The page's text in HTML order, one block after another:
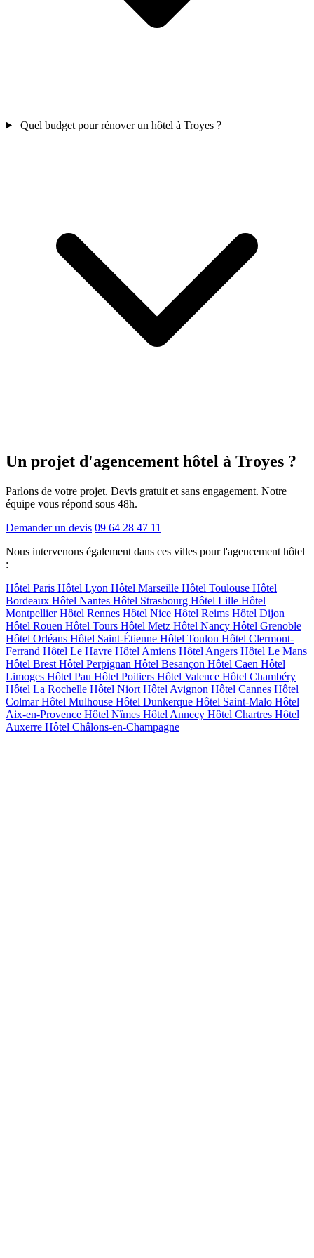
Quel budget pour rénover un hôtel à Troyes ?
Un projet d'agencement hôtel à Troyes ?
Parlons de votre projet. Devis gratuit et sans engagement. Notre
équipe vous répond sous 48h.
Demander un devis 09 64 28 47 11
Nous intervenons également dans ces villes pour l'agencement hôtel
:
Hôtel Paris Hôtel Lyon Hôtel Marseille Hôtel Toulouse Hôtel
Bordeaux Hôtel Nantes Hôtel Strasbourg Hôtel Lille Hôtel
MontpellierHôtel Rennes Hôtel Nice Hôtel Reims Hôtel Dijon
Hôtel Rouen Hôtel Tours Hôtel Metz Hôtel Nancy Hôtel Grenoble
Hôtel Orléans Hôtel Saint-Étienne Hôtel Toulon Hôtel Clermont-
Ferrand Hôtel Le Havre Hôtel Amiens Hôtel Angers Hôtel Le Mans
Hôtel Brest Hôtel Perpignan Hôtel Besançon Hôtel Caen Hôtel
Limoges Hôtel Pau Hôtel Poitiers Hôtel Valence Hôtel Chambéry
Hôtel La Rochelle Hôtel Niort Hôtel Avignon Hôtel Cannes Hôtel
ColmarHôtel Mulhouse Hôtel Dunkerque Hôtel Saint-Malo Hôtel
Aix-en-Provence Hôtel Nîmes Hôtel Annecy Hôtel Chartres Hôtel
Auxerre Hôtel Châlons-en-Champagne